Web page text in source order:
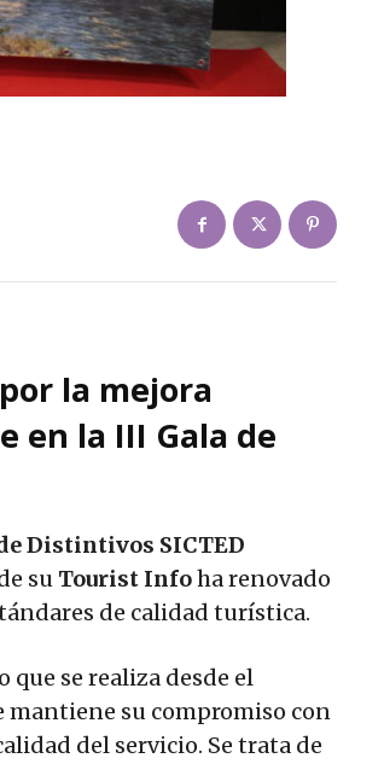
la mejora
en la III Gala de
Distintivos SICTED
su Tourist Infoha renovado
de calidad turística.
se realiza desde el
su compromiso con
del servicio. Se trata de